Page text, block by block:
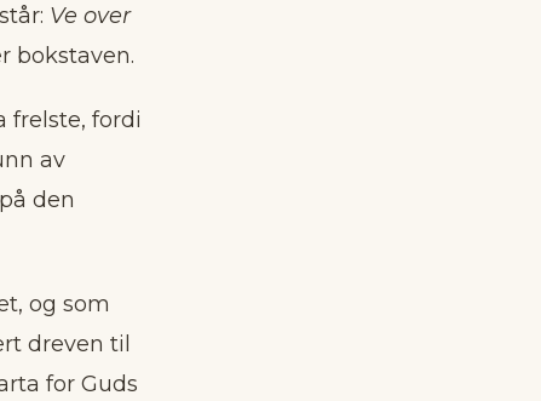
Ve over
bokstaven.
frelste, fordi
av
den
og som
dreven til
for Guds